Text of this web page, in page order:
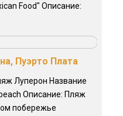
Food" Описание:
Пуэрто Плата
Луперон Название
Описание: Пляж
побережье